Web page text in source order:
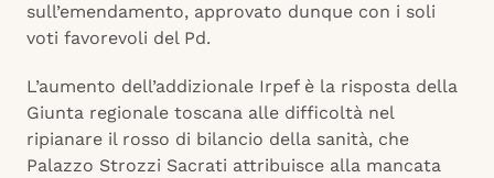
sull’emendamento, approvato dunque con i soli
voti favorevoli del Pd.
L’aumento dell’addizionale Irpef è la risposta della
Giunta regionale toscana alle difficoltà nel
ripianare il rosso di bilancio della sanità, che
Palazzo Strozzi Sacrati attribuisce alla mancata